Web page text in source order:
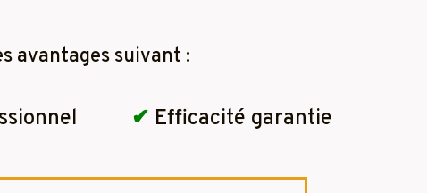
avantages suivant :
✔ Efficacité garantie